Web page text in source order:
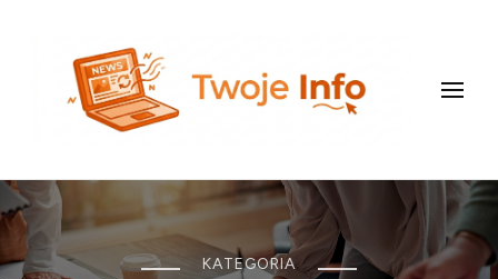
uXclash.com
KATEGORIA